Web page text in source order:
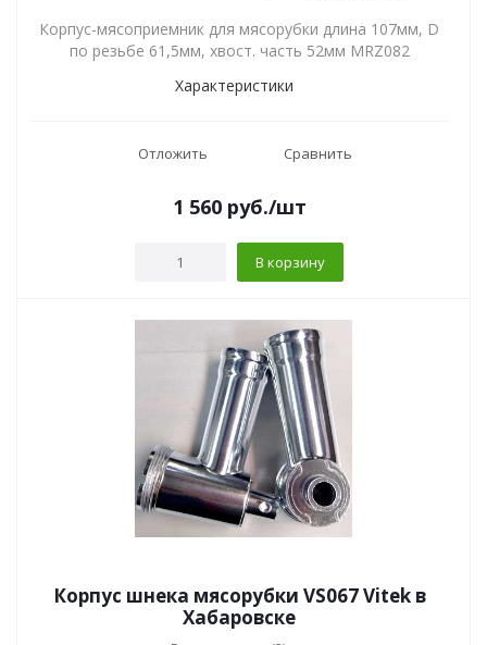
Корпус-мясоприемник для мясорубки длина 107мм, D
по резьбе 61,5мм, хвост. часть 52мм MRZ082
Характеристики
Отложить Сравнить
1 560 руб./шт
В корзину
Корпус шнека мясорубки VS067 Vitek в
Хабаровске